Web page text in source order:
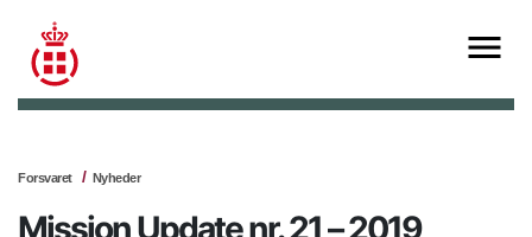
Forsvaret Nyheder
Mission Update nr. 21 – 2019